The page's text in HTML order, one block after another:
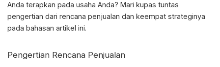
Anda terapkan pada usaha Anda? Mari kupas tuntas
pengertian dari rencana penjualan dan keempat strateginya
pada bahasan artikel ini.
Pengertian Rencana Penjualan